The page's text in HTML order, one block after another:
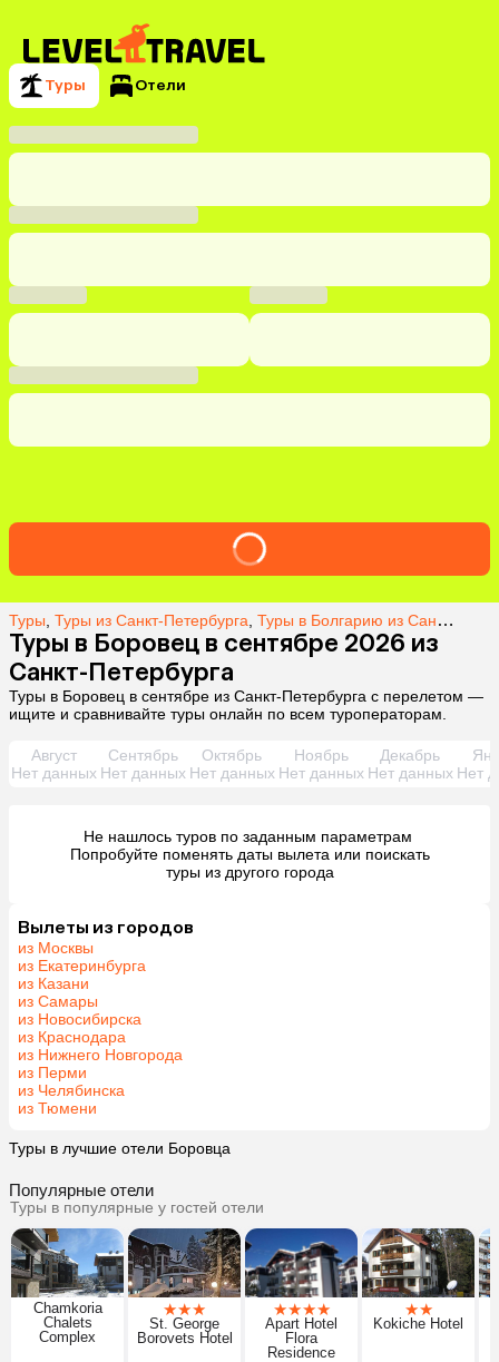
Туры Отели
Туры Туры из Санкт-Петербурга Туры в Болгарию из Санкт-Петербурга
Туры в Боровец в сентябре 2026 из
Санкт-Петербурга
Туры в Боровец в сентябре из Санкт-Петербурга с перелетом —
ищите и сравнивайте туры онлайн по всем туроператорам.
Август
Нет данных
Сентябрь
Нет данных
Октябрь
Нет данных
Ноябрь
Нет данных
Декабрь
Нет данных Нет
Не нашлось туров по заданным параметрам
туры из другого города
Вылеты из городов
из Москвы
из Екатеринбурга
из Казани
из Самары
из Новосибирска
из Краснодара
из Нижнего Новгорода
из Перми
из Челябинска
из Тюмени
Туры в лучшие отели Боровца
Популярные отели
Туры в популярные у гостей отели
Chamkoria
Chalets
Complex
★★★
St. George
Borovets Hotel
★★★★
Apart Hotel
Flora
Residence
★★
Kokiche Hotel